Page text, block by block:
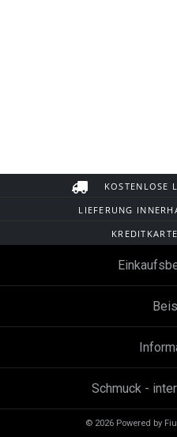
KOSTENLOSE
LIEFERUNG
Schmuck -
© 2026 Powered by